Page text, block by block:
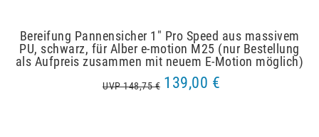
Bereifung Pannensicher 1" Pro Speed aus massivem
PU, schwarz, für Alber e-motion M25 (nur Bestellung
als Aufpreis zusammen mit neuem E-Motion möglich)
UVP 148,75 € 139,00 €